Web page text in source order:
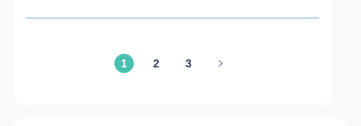
1 2 3